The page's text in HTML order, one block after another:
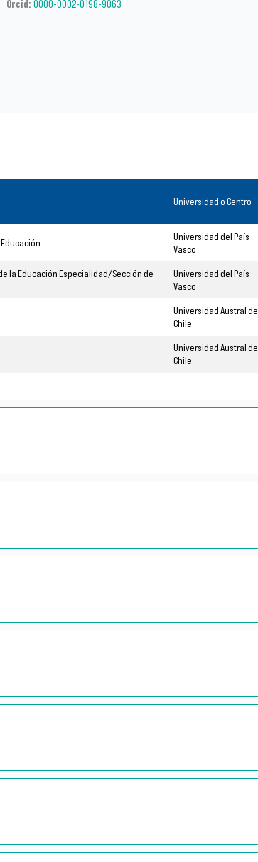
Orcid: 0000-0002-0198-9063
Universidad o Centro
Universidad del País
Vasco
la Educación Especialidad/Sección de
Universidad del País
Vasco
Universidad Austral de
Chile
Universidad Austral de
Chile